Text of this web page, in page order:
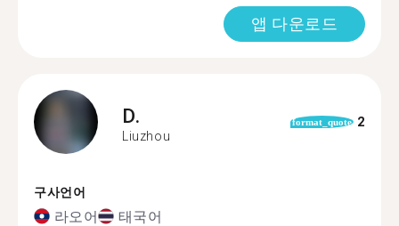
앱 다운로드
D.
Liuzhou
format_quote 2
구사언어
라오어 태국어